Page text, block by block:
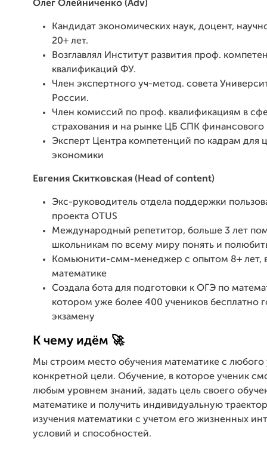
Олег Олейниченко (Adv)
Кандидат экономических наук, доцент,
20+ лет.
Возглавлял Институт развития проф.
квалификаций ФУ.
Член экспертного уч-метод. совета
России.
Член комиссий по проф. квалификациям в
страхования и на рынке ЦБ СПК финансового
Эксперт Центра компетенций по кадрам для
экономики
Евгения Скитковская (Head of content)
Экс-руководитель отдела поддержки
проекта OTUS
Международный репетитор, больше 3 лет
школьникам по всему миру понять и
Комьюнити-смм-менеджер с опытом 8+ лет,
математике
Создала бота для подготовки к ОГЭ по
котором уже более 400 учеников бесплатно
экзамену
К чему идём 🚀
Мы строим место обучения математике с любого
конкретной цели. Обучение, в которое ученик
любым уровнем знаний, задать цель своего
математике и получить индивидуальную
изучения математики с учетом его жизненных
условий и способностей.